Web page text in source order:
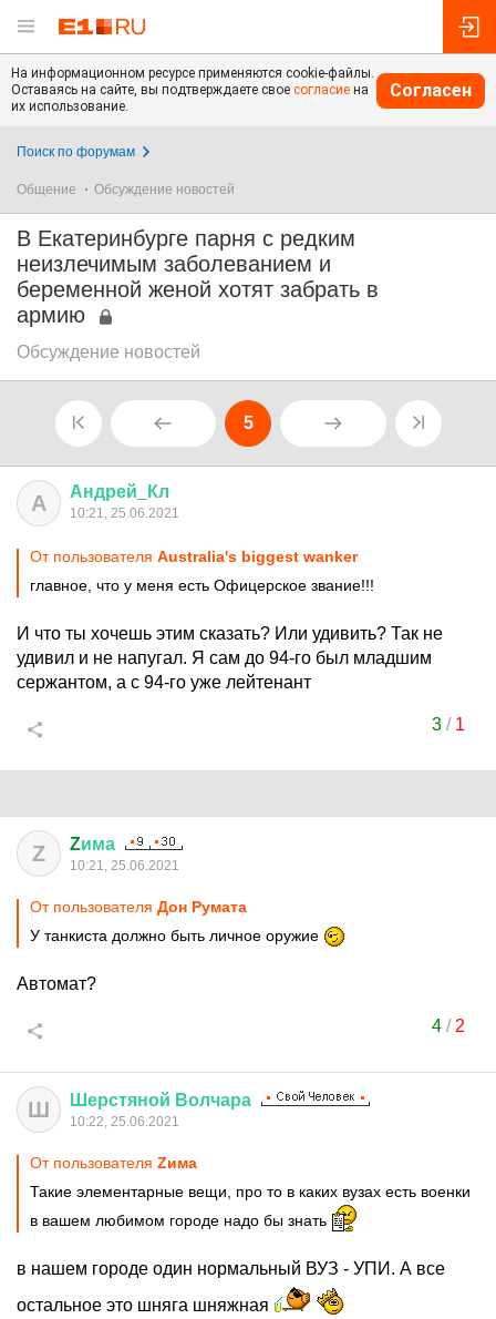
На информационном ресурсе применяются cookie-файлы.
Оставаясь на сайте, вы подтверждаете свое согласие на
их использование.
Согласен
Поиск по форумам
Общение Обсуждение новостей
В Екатеринбурге парня с редким
неизлечимым заболеванием и
беременной женой хотят забрать в
армию
Обсуждение новостей
5
А Андрей Кл
10:21, 25.06.2021
От пользователя Australia's biggest wanker
главное, что у меня есть Офицерское звание!!!
И что ты хочешь этим сказать? Или удивить? Так не
удивил и не напугал. Я сам до 94-го был младшим
сержантом, а с 94-го уже лейтенант
3/ 1
Z Zима
10:21, 25.06.2021
От пользователя Дон Руматa
У танкиста должно быть личное оружие
Автомат?
4/ 2
Ш Шерстяной Волчара
10:22, 25.06.2021
От пользователя Zима
Такие элементарные вещи, про то в каких вузах есть военки
в вашем любимом городе надо бы знать
в нашем городе один нормальный ВУЗ - УПИ. А все
остальное это шняга шняжная